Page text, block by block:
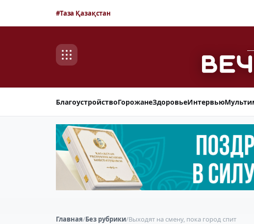
#Таза Қазақстан
БлагоустройствоГорожанеЗдоровьеИнтервью
Главная/Без рубрики/Выходят на смену, пока город спит